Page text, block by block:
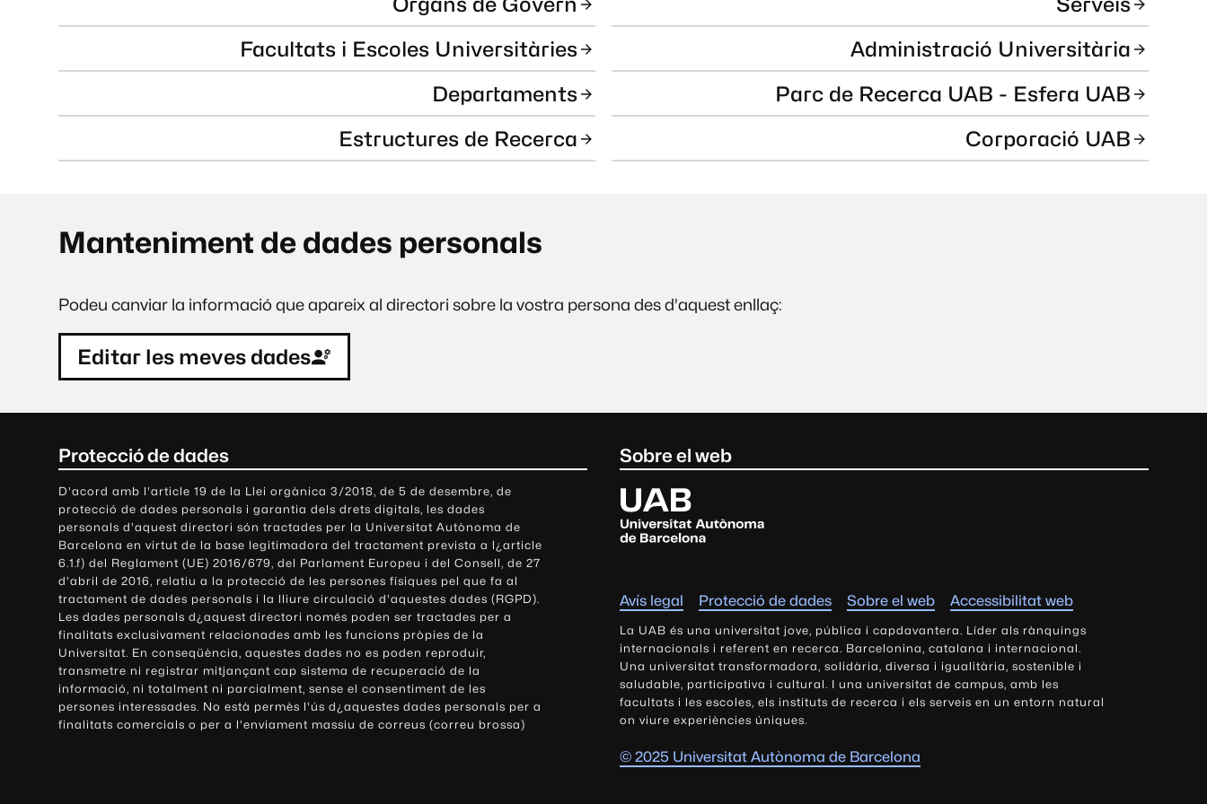
Facultats i Escoles Universitàries
Departaments
Estructures de Recerca
Administració Universitària
Parc de Recerca UAB - Esfera UAB
Corporació UAB
Manteniment de dades personals
Podeu canviar la informació que apareix al directori sobre la vostra persona des d'aquest enllaç:
Editar les meves dades
Protecció de dades
D'acord amb l'article 19 de la Llei orgànica 3/2018, de 5 de desembre, de
protecció de dades personals i garantia dels drets digitals, les dades
personals d'aquest directori són tractades per la Universitat Autònoma de
Barcelona en virtut de la base legitimadora del tractament prevista a l¿article
6.1.f) del Reglament (UE) 2016/679, del Parlament Europeu i del Consell, de 27
d'abril de 2016, relatiu a la protecció de les persones físiques pel que fa al
tractament de dades personals i la lliure circulació d'aquestes dades (RGPD).
Les dades personals d¿aquest directori només poden ser tractades per a
finalitats exclusivament relacionades amb les funcions pròpies de la
Universitat. En conseqüència, aquestes dades no es poden reproduir,
transmetre ni registrar mitjançant cap sistema de recuperació de la
informació, ni totalment ni parcialment, sense el consentiment de les
persones interessades. No està permès l'ús d¿aquestes dades personals per a
finalitats comercials o per a l'enviament massiu de correus (correu brossa)
Sobre el web
U
n
i
s
i
t
a
t
A
u
t
ò
Avís legal Protecció de dades Sobre el web Accessibilitat web
La UAB és una universitat jove, pública i capdavantera. Líder als rànquings
internacionals i referent en recerca. Barcelonina, catalana i internacional.
Una universitat transformadora, solidària, diversa i igualitària, sostenible i
saludable, participativa i cultural. I una universitat de campus, amb les
facultats i les escoles, els instituts de recerca i els serveis en un entorn natural
on viure experiències úniques.
© 2025 Universitat Autònoma de Barcelona